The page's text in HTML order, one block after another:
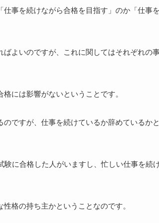
事を続けながら合格を目指す」のか「仕事を
よいのですが、これに関してはそれぞれの
には影響がないということです。
ですが、仕事を続けているか辞めているかと
に合格した人がいますし、忙しい仕事を続
格の持ち主かということなのです。